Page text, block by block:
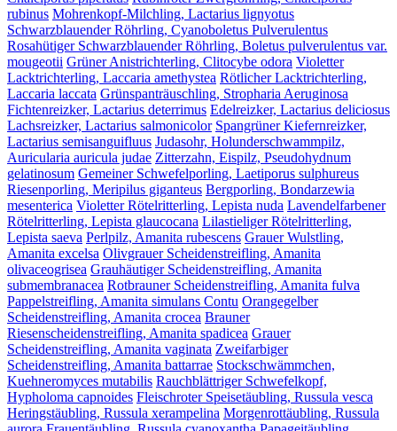
rubinus Mohrenkopf-Milchling, Lactarius lignyotus
Schwarzblauender Röhrling, Cyanoboletus Pulverulentus
Rosahütiger Schwarzblauender Röhrling, Boletus pulverulentus var.
mougeotii Grüner Anistrichterling, Clitocybe odora Violetter
Lacktrichterling, Laccaria amethystea Rötlicher Lacktrichterling,
Laccaria laccata Grünspanträuschling, Stropharia Aeruginosa
Fichtenreizker, Lactarius deterrimus Edelreizker, Lactarius deliciosus
Lachsreizker, Lactarius salmonicolor Spangrüner Kiefernreizker,
Lactarius semisanguifluus Judasohr, Holunderschwammpilz,
Auricularia auricula judae Zitterzahn, Eispilz, Pseudohydnum
gelatinosum Gemeiner Schwefelporling, Laetiporus sulphureus
Riesenporling, Meripilus giganteus Bergporling, Bondarzewia
mesenterica Violetter Rötelritterling, Lepista nuda Lavendelfarbener
Rötelritterling, Lepista glaucocana Lilastieliger Rötelritterling,
Lepista saeva Perlpilz, Amanita rubescens Grauer Wulstling,
Amanita excelsa Olivgrauer Scheidenstreifling, Amanita
olivaceogrisea Grauhäutiger Scheidenstreifling, Amanita
submembranacea Rotbrauner Scheidenstreifling, Amanita fulva
Pappelstreifling, Amanita simulans Contu Orangegelber
Scheidenstreifling, Amanita crocea Brauner
Riesenscheidenstreifling, Amanita spadicea Grauer
Scheidenstreifling, Amanita vaginata Zweifarbiger
Scheidenstreifling, Amanita battarrae Stockschwämmchen,
Kuehneromyces mutabilis Rauchblättriger Schwefelkopf,
Hypholoma capnoides Fleischroter Speisetäubling, Russula vesca
Heringstäubling, Russula xerampelina Morgenrottäubling, Russula